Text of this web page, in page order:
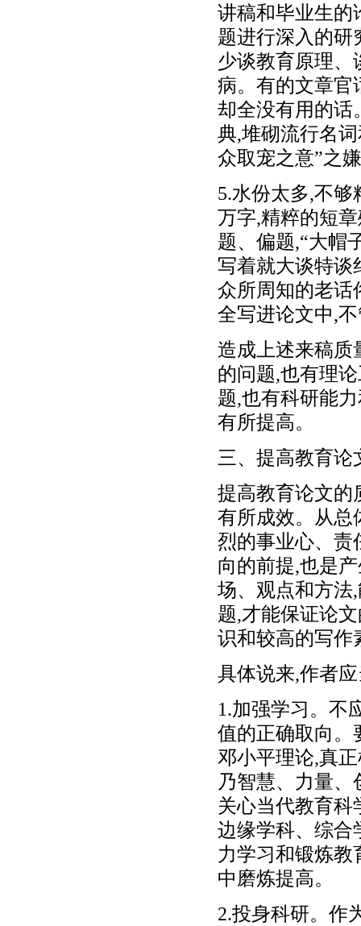
讲稿和毕业生的
题进行深入的研
少谈教育原理、
病。有的文章官
却全没有用的话
典,堆砌流行名
众取宠之意”之
5.水份太多,不
万字,精粹的短
题、偏题,“大帽
写着就大谈特谈
众所周知的老话
全写进论文中,
造成上述来稿质
的问题,也有理
题,也有科研能
有所提高。
三、提高教育论
提高教育论文的
有所成效。从总
烈的事业心、责
向的前提,也是
场、观点和方法
题,才能保证论
识和较高的写作
具体说来,作者
1.加强学习。不
值的正确取向。
邓小平理论,真
乃智慧、力量
关心当代教育科
边缘学科、综合
力学习和锻炼教
中磨炼提高。
2.投身科研。作